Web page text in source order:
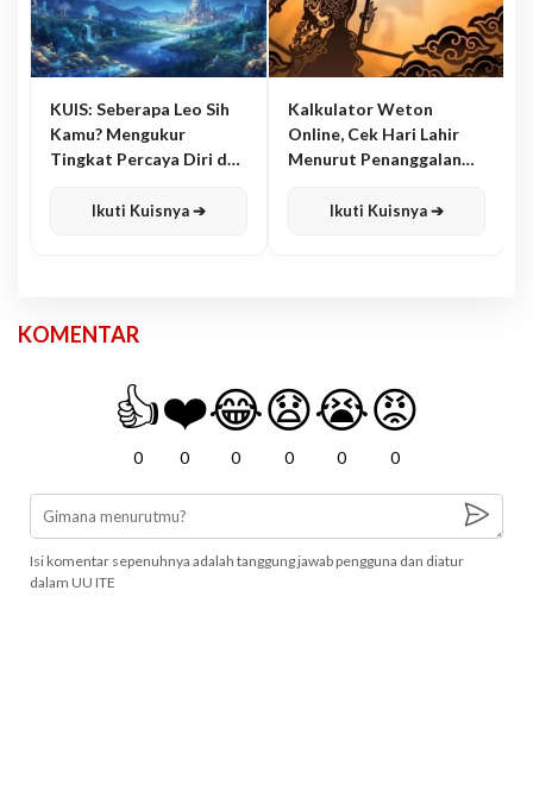
KUIS: Seberapa Leo Sih
Kamu? Mengukur
Tingkat Percaya Diri dan
Ikuti Kuisnya ➔
Kalkulator Weton
Online, Cek Hari Lahir
Menurut Penanggalan
Ikuti Kuisnya ➔
KOMENTAR
👍
0
❤️
0
😂
0
😧
0
😭
0
😡
0
Isi komentar sepenuhnya adalah tanggung jawab pengguna dan diatur
dalam UU ITE